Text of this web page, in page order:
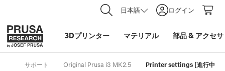
日本語 ログイン
3Dプリンター マテリアル 部品& アクセ
サポート Original Prusa i3 MK2.5 Printer settings [進行中の